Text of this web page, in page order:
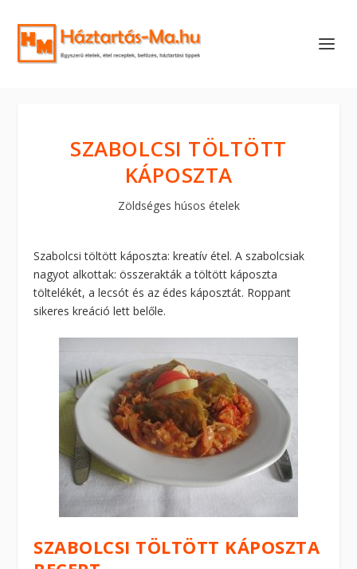
SZABOLCSI TÖLTÖTT
KÁPOSZTA
Zöldséges húsos ételek
Szabolcsi töltött káposzta: kreatív étel. A szabolcsiak
nagyot alkottak: összerakták a töltött káposzta
töltelékét, a lecsót és az édes káposztát. Roppant
sikeres kreáció lett belőle.
SZABOLCSI TÖLTÖTT KÁPOSZTA